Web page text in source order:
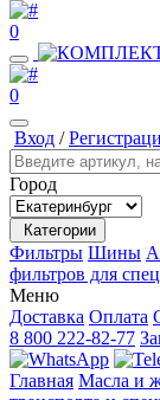
0
0
Вход /
Город
Категории
Фильтры Шины
фильтров для
Меню
Доставка Оплата
8 800 222-82-77
Главная Масла и